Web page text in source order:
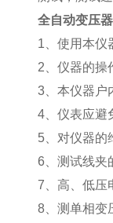
全自动变压
1 、使用本
2 、仪器的
3、本仪器户
4、仪表应避
5、对仪器的
6 、测试线
7 、高、低
8、测单相变